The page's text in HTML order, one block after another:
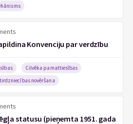
Konvenciju par verdzību
Cilvēka pamattiesības
novēršana
statusu (pieņemta 1951. gada